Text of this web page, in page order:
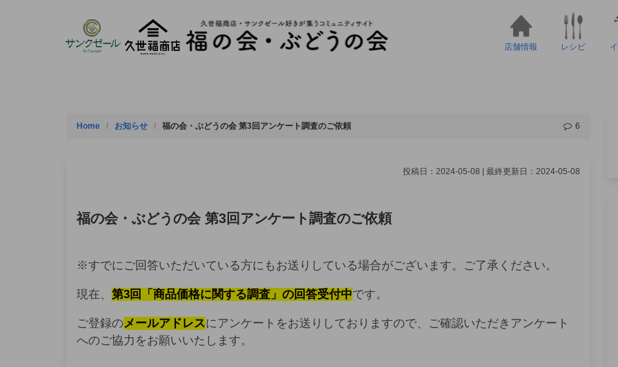
店舗情報 レシピ
Home お知らせ 福の会・ぶどうの会 第3回アンケート調査のご依頼 6
投稿日：2024-05-08 | 最終更新日：2024-05-08
福の会・ぶどうの会 第3回アンケート調査のご依頼
※すでにご回答いただいている方にもお送りしている場合がございます。ご了承ください。
現在、 第3回「商品価格に関する調査」の回答受付中です。
ご登録のメールアドレスにアンケートをお送りしておりますので、ご確認いただきアンケート
へのご協力をお願いいたします。